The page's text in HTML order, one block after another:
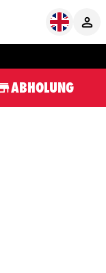
ABHOLUNG